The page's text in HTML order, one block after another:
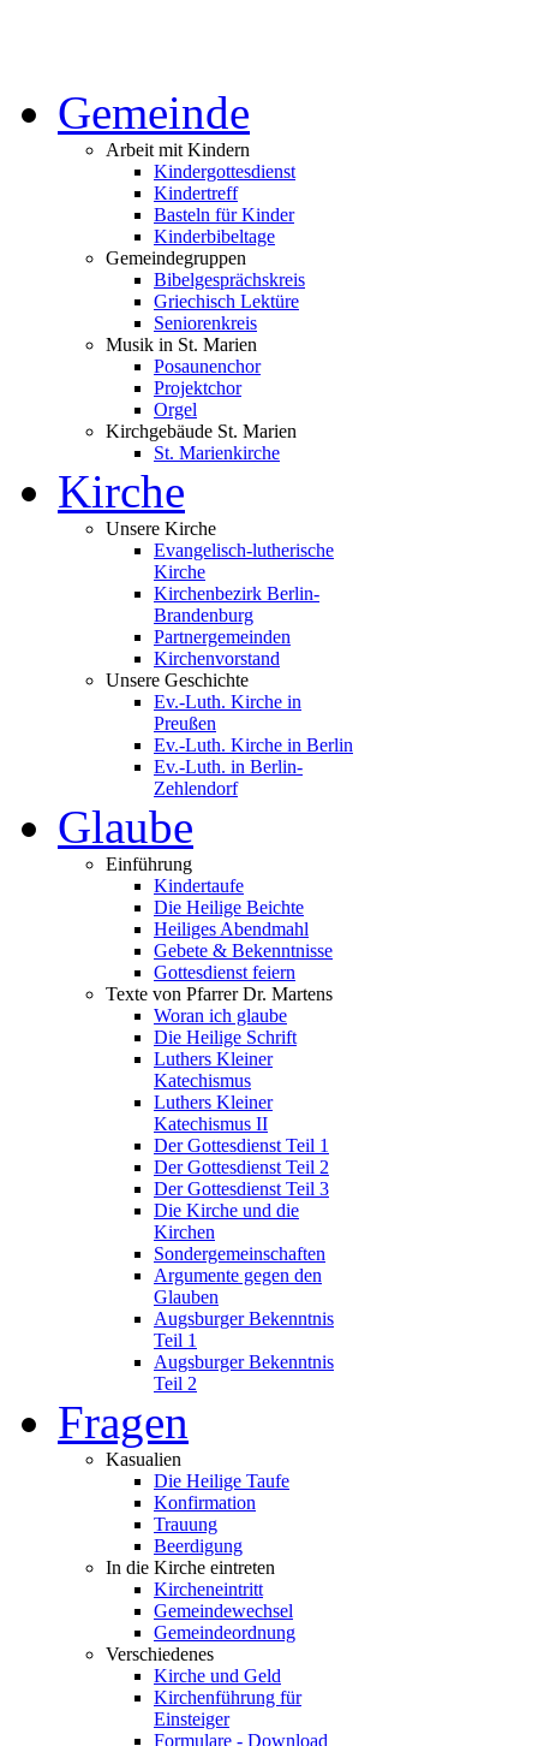
Gemeinde
Arbeit mit Kindern
Kindergottesdienst
Kindertreff
Basteln für Kinder
Kinderbibeltage
Gemeindegruppen
Bibelgesprächskreis
Griechisch Lektüre
Seniorenkreis
Musik in St. Marien
Posaunenchor
Projektchor
Orgel
Kirchgebäude St. Marien
St. Marienkirche
Kirche
Unsere Kirche
Evangelisch-lutherische
Kirche
Kirchenbezirk Berlin-
Brandenburg
Partnergemeinden
Kirchenvorstand
Unsere Geschichte
Ev.-Luth. Kirche in
Preußen
Ev.-Luth. Kirche in Berlin
Ev.-Luth. in Berlin-
Zehlendorf
Glaube
Einführung
Kindertaufe
Die Heilige Beichte
Heiliges Abendmahl
Gebete & Bekenntnisse
Gottesdienst feiern
Texte von Pfarrer Dr. Martens
Woran ich glaube
Die Heilige Schrift
Luthers Kleiner
Katechismus
Luthers Kleiner
Katechismus II
Der Gottesdienst Teil 1
Der Gottesdienst Teil 2
Der Gottesdienst Teil 3
Die Kirche und die
Kirchen
Sondergemeinschaften
Argumente gegen den
Glauben
Augsburger Bekenntnis
Teil 1
Augsburger Bekenntnis
Teil 2
Fragen
Kasualien
Die Heilige Taufe
Konfirmation
Trauung
Beerdigung
In die Kirche eintreten
Kircheneintritt
Gemeindewechsel
Gemeindeordnung
Verschiedenes
Kirche und Geld
Kirchenführung für
Einsteiger
Formulare - Download